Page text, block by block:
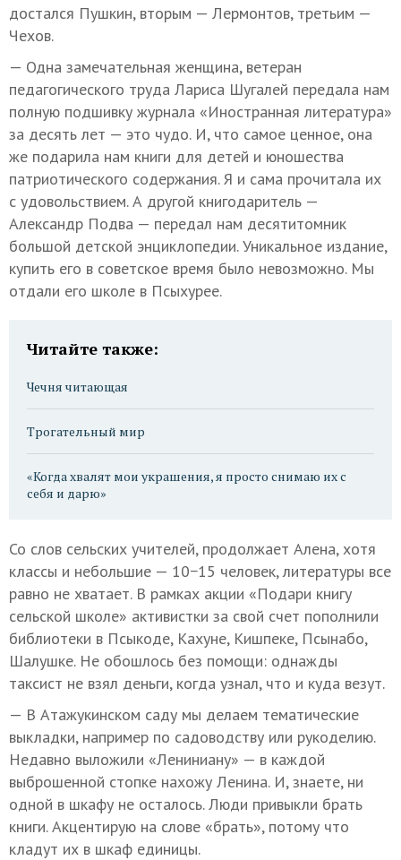
достался Пушкин, вторым — Лермонтов, третьим —
Чехов.
— Одна замечательная женщина, ветеран
педагогического труда Лариса Шугалей передала нам
полную подшивку журнала «Иностранная литература»
за десять лет — это чудо. И, что самое ценное, она
же подарила нам книги для детей и юношества
патриотического содержания. Я и сама прочитала их
с удовольствием. А другой книгодаритель —
Александр Подва — передал нам десятитомник
большой детской энциклопедии. Уникальное издание,
купить его в советское время было невозможно. Мы
отдали его школе в Псыхурее.
Читайте также:
Чечня читающая
Трогательный мир
«Когда хвалят мои украшения, я просто снимаю их с
себя и дарю»
Со слов сельских учителей, продолжает Алена, хотя
классы и небольшие — 10−15 человек, литературы все
равно не хватает. В рамках акции «Подари книгу
сельской школе» активистки за свой счет пополнили
библиотеки в Псыкоде, Кахуне, Кишпеке, Псынабо,
Шалушке. Не обошлось без помощи: однажды
таксист не взял деньги, когда узнал, что и куда везут.
— В Атажукинском саду мы делаем тематические
выкладки, например по садоводству или рукоделию.
Недавно выложили «Лениниану» — в каждой
выброшенной стопке нахожу Ленина. И, знаете, ни
одной в шкафу не осталось. Люди привыкли брать
книги. Акцентирую на слове «брать», потому что
кладут их в шкаф единицы.